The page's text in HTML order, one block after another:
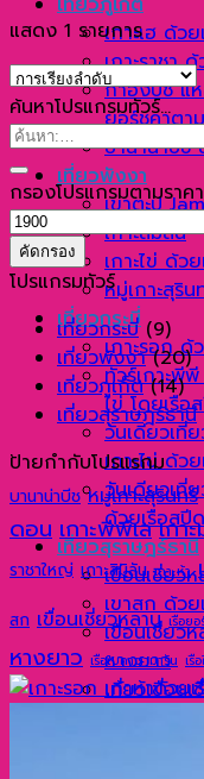
เกาะเฮ ด้ว
เกาะราชา
กาฮังบีช แ
ยอร์ชคาตา
บานาน่าบีช
เที่ยวพังงา
เขาตะปู
เกาะสิมิลัน
เกาะไข่ ด้ว
หมู่เกาะสุริ
เที่ยวกระบี่
เกาะรอก ด้
ทัวร์เกาะพี
ไข่ โดยเรือ
วันเดียวเที่
เกาะไข่ ด้ว
วันเดียวเที่
ด้วยเรือสปี
เที่ยวสุราษฎร์ธานี
เขื่อนเชี่ยว
เขาสก ด้วย
เขื่อนเชี่ยว
หางยาว
เที่ยวเขื่อน
แสดง 1 รายการ
ค้นหาโปรแกรมทัวร์…
ค้นหา:
กรองโปรแกรมตามราคา
ราคา
ต่ำ
สุด
คัดกรอง
โปรแกรมทัวร์
เที่ยวกระบี่ (9)
เที่ยวพังงา (20)
เที่ยวภูเก็ต (14)
เที่ยวสุราษฎร์ธานี
ป้ายกำกับโปรแรกม
บานาน่าบีช หมู่เกาะสุรินทร์
ดอน เกาะพีพีเล เกา
ราชาใหญ่ เกาะสิมิลัน เกาะห้า
สก เขื่อนเชี่ยวหลาน เรือย
หางยาว เรือใบคาตามารัน เรื